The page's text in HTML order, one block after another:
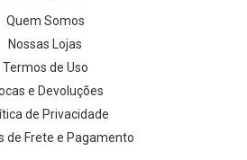
Quem Somos
Nossas Lojas
Termos de Uso
e Devoluções
de Privacidade
de Frete e Pagamento